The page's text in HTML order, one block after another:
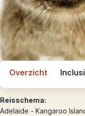
Overzicht
Reisschema:
Adelaide - Kangaroo